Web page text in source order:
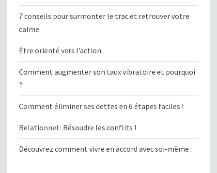
7 conseils pour surmonter le trac et retrouver votre
calme
Être orienté vers l’action
Comment augmenter son taux vibratoire et pourquoi
?
Comment éliminer ses dettes en 6 étapes faciles !
Relationnel : Résoudre les conflits !
Découvrez comment vivre en accord avec soi-même :